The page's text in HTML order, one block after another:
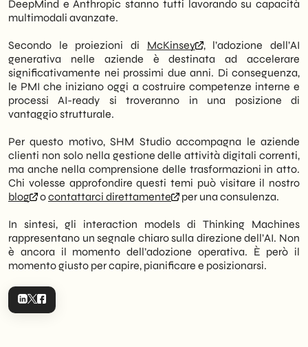
DeepMind e Anthropic stanno tutti lavorando su capacità
multimodali avanzate.
Secondo le proiezioni di McKinsey
, l’adozione dell’AI
generativa nelle aziende è destinata ad accelerare
significativamente nei prossimi due anni. Di conseguenza,
le PMI che iniziano oggi a costruire competenze interne e
processi AI-ready si troveranno in una posizione di
vantaggio strutturale.
Per questo motivo, SHM Studio accompagna le aziende
clienti non solo nella gestione delle attività digitali correnti,
ma anche nella comprensione delle trasformazioni in atto.
Chi volesse approfondire questi temi può visitare il nostro
blog
ocontattarci direttamente per una consulenza.
In sintesi, gli interaction models di Thinking Machines
rappresentano un segnale chiaro sulla direzione dell’AI. Non
è ancora il momento dell’adozione operativa. È però il
momento giusto per capire, pianificare e posizionarsi.